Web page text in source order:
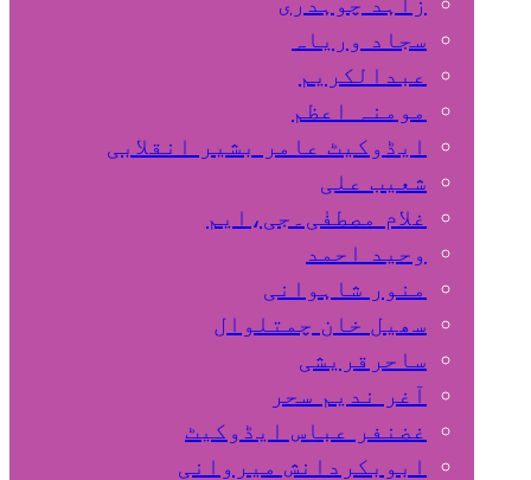
سجاد وریاہ
عبدالکریم
مومنہ اعظم
ایڈوکیٹ عامر بشیر انقلابی
شعیب علی
غلام مصطفٰی۔جی،ایم
وحید احمد
منور شاہوانی
سھیل خان چمتلوال
ساحرقریشی
آغر ندیم سحر
غضنفر عباس ایڈوکیٹ
ابوبکردانش میروانی